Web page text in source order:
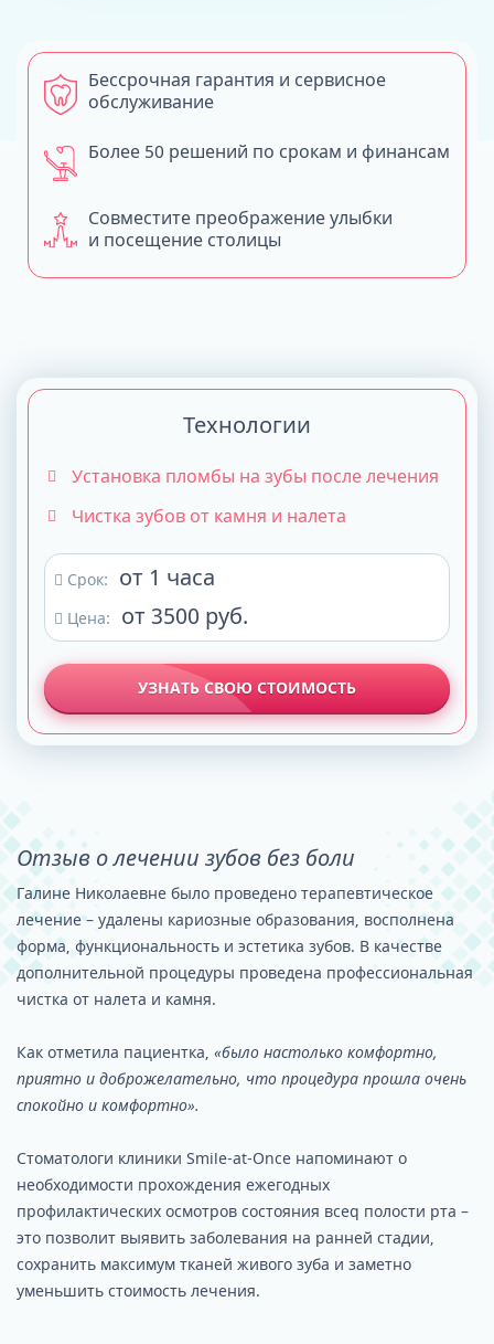
Совместите преображение улыбки
и посещение столицы
Бессрочная гарантия и сервисное
обслуживание
Более 50 решений по срокам и финансам
Технологии
Установка пломбы на зубы после лечения
Чистка зубов от камня и налета
Срок: от 1 часа
Цена: от 3500 руб.
УЗНАТЬ СВОЮ СТОИМОСТЬ
Отзыв о лечении зубов без боли
Галине Николаевне было проведено терапевтическое
лечение – удалены кариозные образования, восполнена
форма, функциональность и эстетика зубов. В качестве
дополнительной процедуры проведена профессиональная
чистка от налета и камня.
Как отметила пациентка, «было настолько комфортно,
приятно и доброжелательно, что процедура прошла очень
спокойно и комфортно».
Стоматологи клиники Smile-at-Once напоминают о
необходимости прохождения ежегодных
профилактических осмотров состояния всеq полости рта –
это позволит выявить заболевания на ранней стадии,
сохранить максимум тканей живого зуба и заметно
уменьшить стоимость лечения.